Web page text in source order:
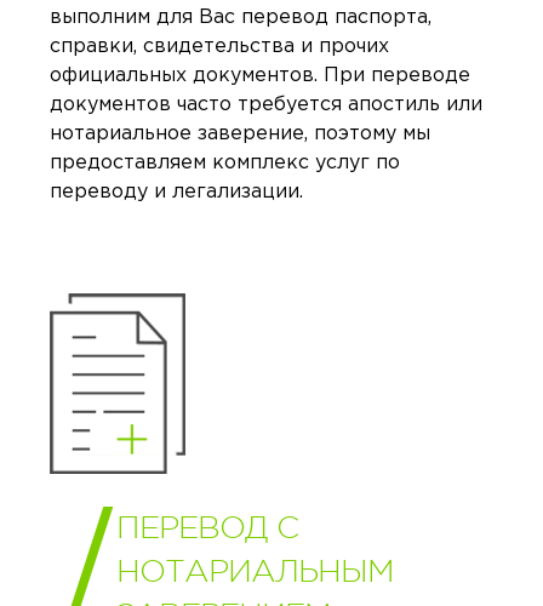
выполним для Вас перевод паспорта,
справки, свидетельства и прочих
официальных документов. При переводе
документов часто требуется апостиль или
нотариальное заверение, поэтому мы
предоставляем комплекс услуг по
переводу и легализации.
ПЕРЕВОД С
НОТАРИАЛЬНЫМ